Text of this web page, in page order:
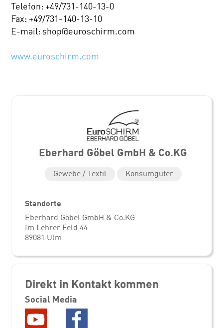
Telefon: +49/731-140-13-0
Fax: +49/731-140-13-10
E-mail: shop@euroschirm.com
www.euroschirm.com
Eberhard Göbel GmbH & Co.KG
Gewebe / Textil Konsumgüter
Standorte
Eberhard Göbel GmbH & Co.KG
Im Lehrer Feld 44
89081 Ulm
Direkt in Kontakt kommen
Social Media